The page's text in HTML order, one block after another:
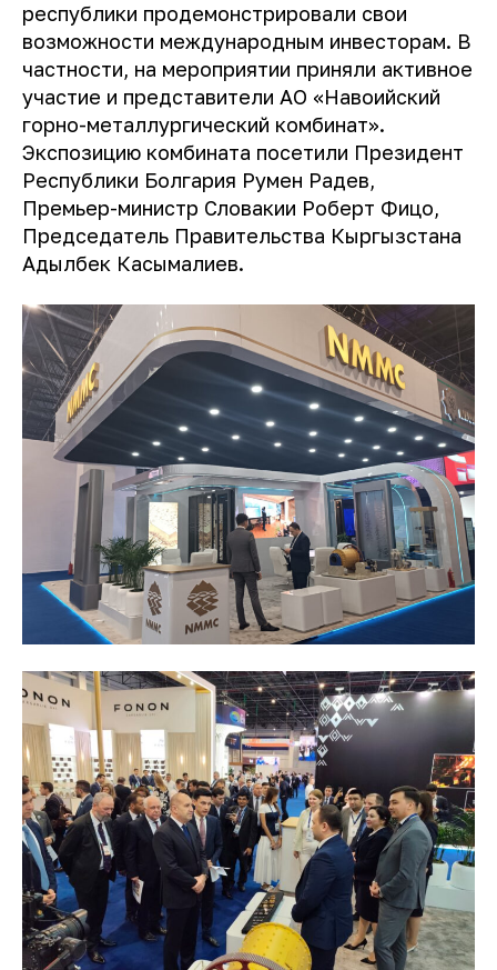
республики продемонстрировали свои
возможности международным инвесторам. В
частности, на мероприятии приняли активное
участие и представители АО «Навоийский
горно-металлургический комбинат».
Экспозицию комбината посетили Президент
Республики Болгария Румен Радев,
Премьер-министр Словакии Роберт Фицо,
Председатель Правительства Кыргызстана
Адылбек Касымалиев.